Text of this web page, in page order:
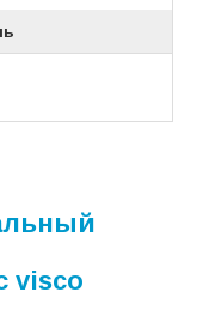
visco